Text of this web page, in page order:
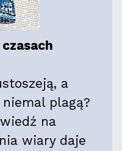
a
plagą?
na
wiary daje